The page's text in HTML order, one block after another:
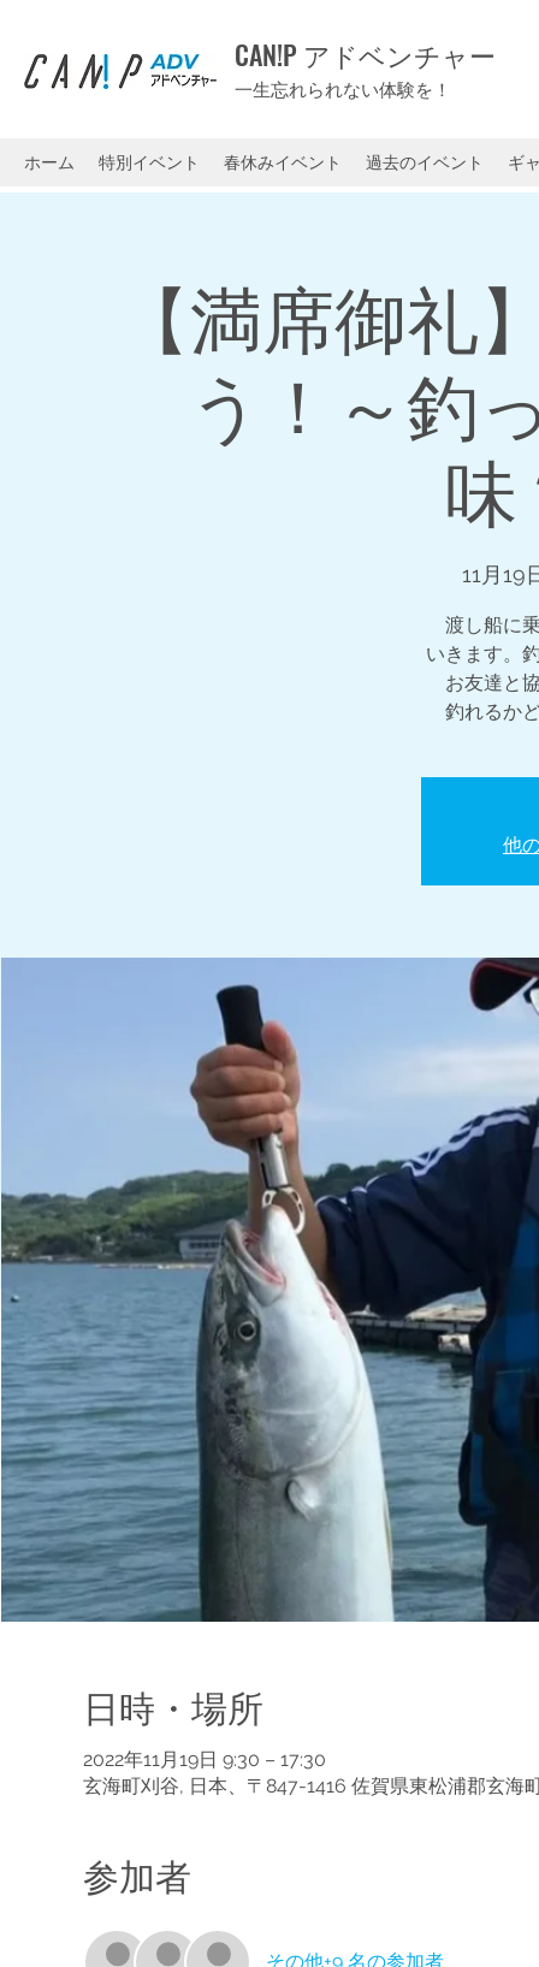
CAN!P アドベンチャー
一生忘れられない体験を！
ホーム 特別イベント 春休みイベント 過去のイベント ギ
【満席御礼
う！～釣
11月19
渡し船に
いきます。
お友達と
釣れるか
他
日時・場所
2022年11月19日 9:30 – 17:30
玄海町刈谷, 日本、〒847-1416 佐賀県東松浦郡玄海
参加者
その他+9 名の参加者